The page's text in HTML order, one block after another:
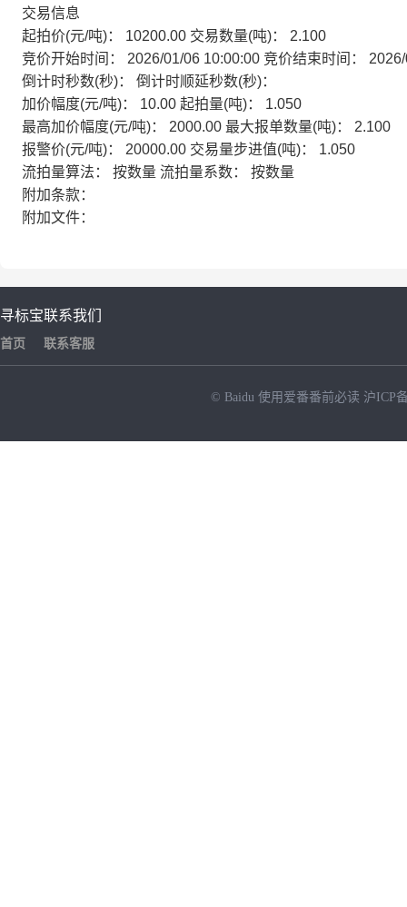
交易信息
起拍价(元/吨)： 10200.00 交易数量(吨)： 2.100
竞价开始时间： 2026/01/06 10:00:00 竞价结束时间：
倒计时秒数(秒)： 倒计时顺延秒数(秒)：
加价幅度(元/吨)： 10.00 起拍量(吨)： 1.050
最高加价幅度(元/吨)： 2000.00 最大报单数量(吨)： 2.100
报警价(元/吨)： 20000.00 交易量步进值(吨)： 1.050
流拍量算法： 按数量 流拍量系数： 按数量
附加条款：
附加文件：
寻标宝
首页
联系我们
联系客服
© Baidu 使用爱番番前必读 沪ICP